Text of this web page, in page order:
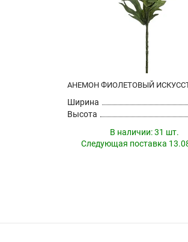
Ширина
Высота
В наличии:31 шт.
Следующая поставка